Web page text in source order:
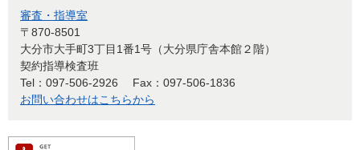
審査・指導室
〒870-8501
大分市大手町3丁目1番1号（大分県庁舎本館２階）
契約指導検査班
Tel：097-506-2926
Fax：097-506-1836
お問い合わせはこちらから